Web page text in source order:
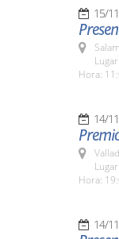
15/
Hora:
14/
Hora:
14/